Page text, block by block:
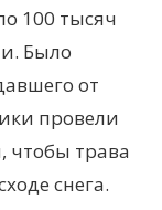
100 тысяч
Было
от
провели
чтобы трава
снега.